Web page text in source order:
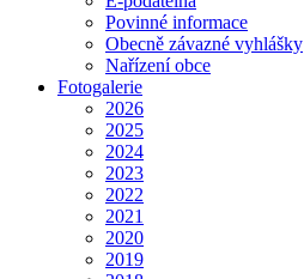
Povinné informace
Obecně závazné vyhlášky
Nařízení obce
Fotogalerie
2026
2025
2024
2023
2022
2021
2020
2019